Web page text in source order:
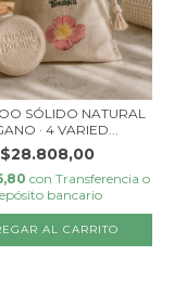
SÓLIDO NATURAL
· 4 VARIED...
$28.808,00
con Transferencia o
bancario
AL CARRITO